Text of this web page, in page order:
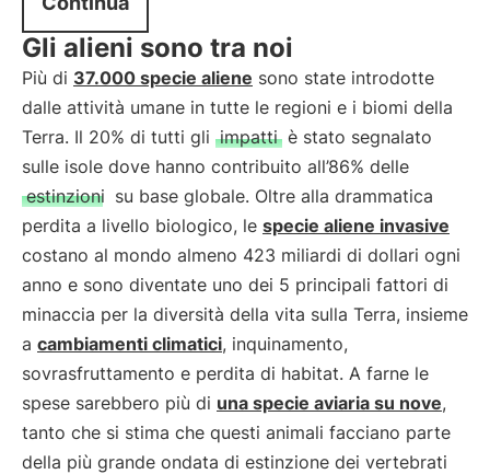
Gli alieni sono tra noi
Più di 37.000 specie aliene sono state introdotte
dalle attività umane in tutte le regioni e i biomi della
Terra. Il 20% di tutti gli impatti è stato segnalato
sulle isole dove hanno contribuito all’86% delle
estinzioni su base globale. Oltre alla drammatica
perdita a livello biologico, le specie aliene invasive
costano al mondo almeno 423 miliardi di dollari ogni
anno e sono diventate uno dei 5 principali fattori di
minaccia per la diversità della vita sulla Terra, insieme
a cambiamenti climatici, inquinamento,
sovrasfruttamento e perdita di habitat. A farne le
spese sarebbero più di una specie aviaria su nove,
tanto che si stima che questi animali facciano parte
della più grande ondata di estinzione dei vertebrati